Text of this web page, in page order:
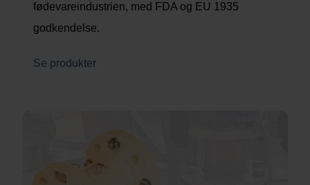
fødevareindustrien, med FDA og EU 1935
godkendelse.
Se produkter